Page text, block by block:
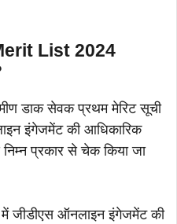
List 2024
डाक सेवक प्रथम मेरिट सूची
इंगेजमेंट की आधिकारिक
निम्न प्रकार से चेक किया जा
जीडीएस ऑनलाइन इंगेजमेंट की